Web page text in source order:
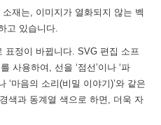
재는, 이미지가 열화되지 않는 벡
고 있습니다.
표정이 바뀝니다. SVG 편집 소프
사용하여, 선을 ‘점선’이나 ‘파
‘마음의 소리(비밀 이야기)’와 같은
색과 동계열 색으로 하면, 더욱 자